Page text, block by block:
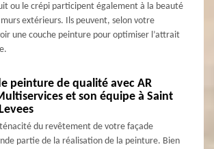
ou le crépi participent également à la beauté
extérieurs. Ils peuvent, selon votre
une couche peinture pour optimiser l’attrait
peinture de qualité avec AR
et son équipe à Saint
du revêtement de votre façade
partie de la réalisation de la peinture. Bien